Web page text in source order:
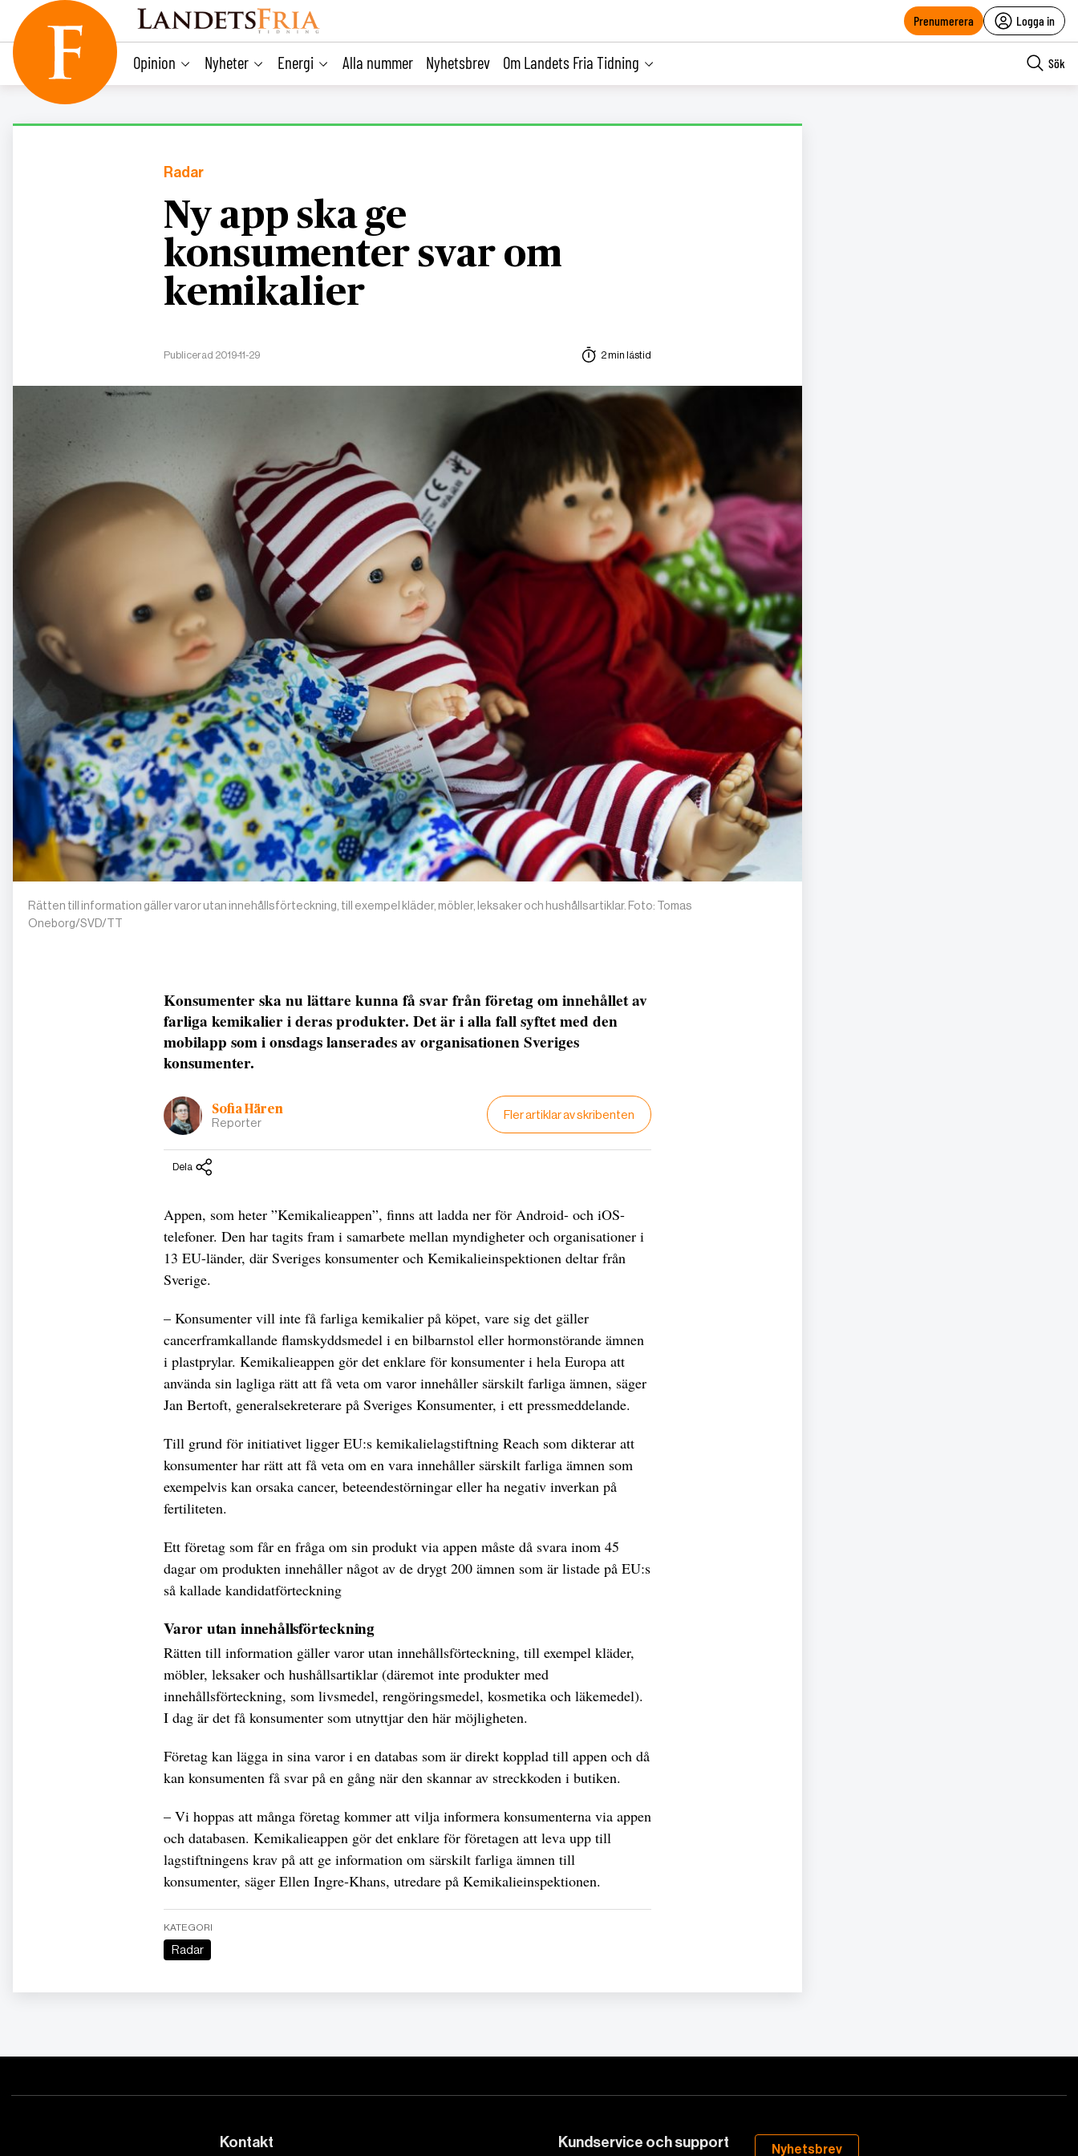
content
Prenumerera Logga in
Opinion Nyheter Energi Alla nummer Nyhetsbrev Om Landets Fria Tidning Sök
Radar
Ny app ska ge
konsumenter svar om
kemikalier
Publicerad 2019-11-29 2 min lästid
Rätten till information gäller varor utan innehållsförteckning, till exempel kläder, möbler, leksaker och hushållsartiklar. Foto: Tomas
Oneborg/SVD/TT
Konsumenter ska nu lättare kunna få svar från företag om innehållet av
farliga kemikalier i deras produkter. Det är i alla fall syftet med den
mobilapp som i onsdags lanserades av organisationen Sveriges
konsumenter.
Sofia Hären
Reporter
Fler artiklar av skribenten
Dela
Appen, som heter ”Kemikalieappen”, finns att ladda ner för Android- och iOS-
telefoner. Den har tagits fram i samarbete mellan myndigheter och organisationer i
13 EU-länder, där Sveriges konsumenter och Kemikalieinspektionen deltar från
Sverige.
– Konsumenter vill inte få farliga kemikalier på köpet, vare sig det gäller
cancerframkallande flamskyddsmedel i en bilbarnstol eller hormonstörande ämnen
i plastprylar. Kemikalieappen gör det enklare för konsumenter i hela Europa att
använda sin lagliga rätt att få veta om varor innehåller särskilt farliga ämnen, säger
Jan Bertoft, generalsekreterare på Sveriges Konsumenter, i ett pressmeddelande.
Till grund för initiativet ligger EU:s kemikalielagstiftning Reach som dikterar att
konsumenter har rätt att få veta om en vara innehåller särskilt farliga ämnen som
exempelvis kan orsaka cancer, beteendestörningar eller ha negativ inverkan på
fertiliteten.
Ett företag som får en fråga om sin produkt via appen måste då svara inom 45
dagar om produkten innehåller något av de drygt 200 ämnen som är listade på EU:s
så kallade kandidatförteckning
Varor utan innehållsförteckning
Rätten till information gäller varor utan innehållsförteckning, till exempel kläder,
möbler, leksaker och hushållsartiklar (däremot inte produkter med
innehållsförteckning, som livsmedel, rengöringsmedel, kosmetika och läkemedel).
I dag är det få konsumenter som utnyttjar den här möjligheten.
Företag kan lägga in sina varor i en databas som är direkt kopplad till appen och då
kan konsumenten få svar på en gång när den skannar av streckkoden i butiken.
– Vi hoppas att många företag kommer att vilja informera konsumenterna via appen
och databasen. Kemikalieappen gör det enklare för företagen att leva upp till
lagstiftningens krav på att ge information om särskilt farliga ämnen till
konsumenter, säger Ellen Ingre-Khans, utredare på Kemikalieinspektionen.
KATEGORI
Radar
Kontakt Kundservice och support Nyhetsbrev